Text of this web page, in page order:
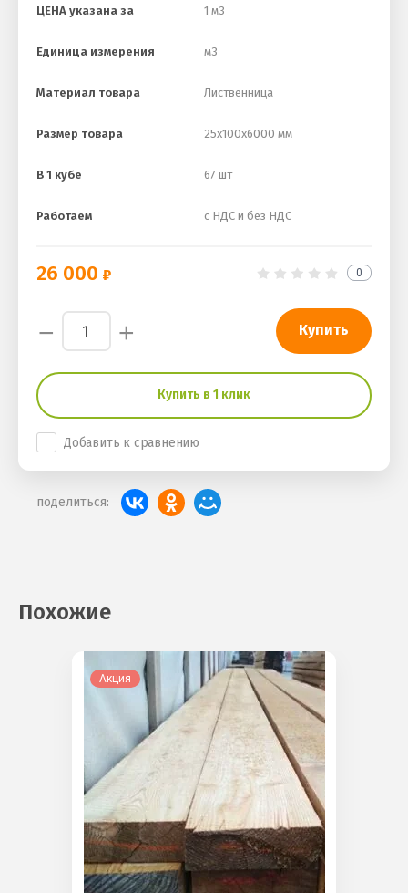
ЦЕНА указана за 1 м3
Единица измерения м3
Материал товара Лиственница
Размер товара 25х100х6000 мм
В 1 кубе 67 шт
Работаем с НДС и без НДС
26 000 0
− + Купить
Купить в 1 клик
Добавить к сравнению
поделиться:
Похожие
Акция